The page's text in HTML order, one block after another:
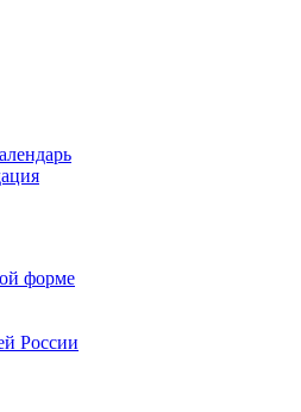
форме
России